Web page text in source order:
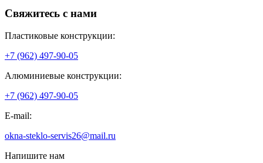
Свяжитесь с нами
Пластиковые конструкции:
+7 (962) 497-90-05
Алюминиевые конструкции:
+7 (962) 497-90-05
E-mail:
okna-steklo-servis26@mail.ru
Напишите нам